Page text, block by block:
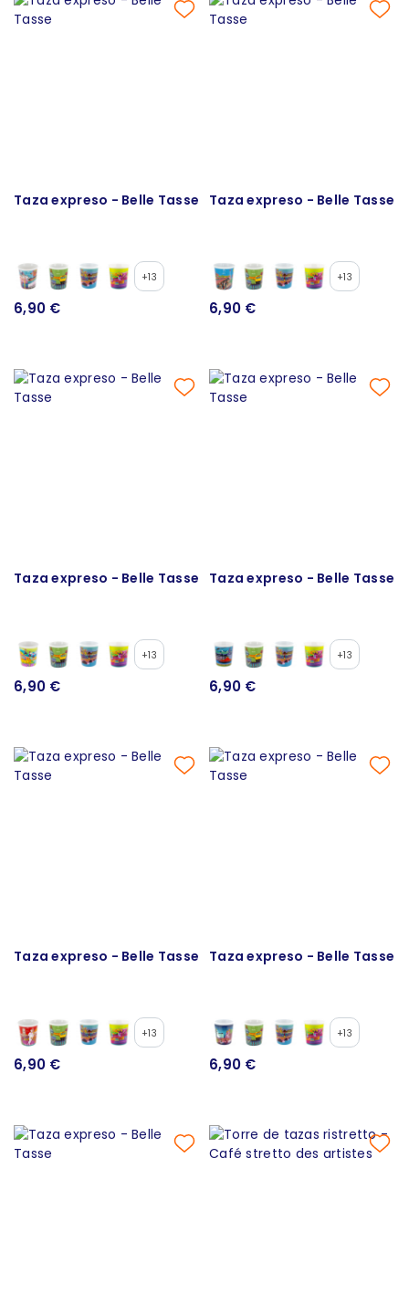
Taza expreso - Belle Tasse
+13
6,90 €
Taza expreso - Belle Tasse
+13
6,90 €
Taza expreso - Belle Tasse
+13
6,90 €
Taza expreso - Belle Tasse
+13
6,90 €
Taza expreso - Belle Tasse
+13
6,90 €
Taza expreso - Belle Tasse
+13
6,90 €